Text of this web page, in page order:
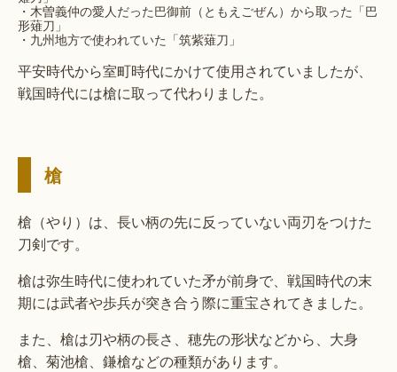
・木曽義仲の愛人だった巴御前（ともえごぜん）から取った「巴
形薙刀」
・九州地方で使われていた「筑紫薙刀」
平安時代から室町時代にかけて使用されていましたが、
戦国時代には槍に取って代わりました。
槍
槍（やり）は、長い柄の先に反っていない両刃をつけた
刀剣です。
槍は弥生時代に使われていた矛が前身で、戦国時代の末
期には武者や歩兵が突き合う際に重宝されてきました。
また、槍は刃や柄の長さ、穂先の形状などから、大身
槍、菊池槍、鎌槍などの種類があります。